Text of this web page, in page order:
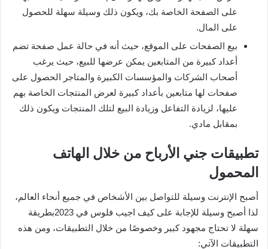
على الصفحة الخاصة بك، ويكون ذلك وسيلة سهلة للحصول
على المال.
بيع الصفحات على الموقع، حيث أنه في حالة عمل صفحة تضم
أعداد كبيرة من المتابعين يمكن عرضها للبيع، حيث يرغب
أصحاب الشركات والمؤسسات الكبيرة والمتاجر الحصول على
صفحات لها متابعين بأعداد كبيرة لعرض المنتجات الخاصة بهم
عليها، لزيادة التفاعل وزيادة البيع لتلك المنتجات ويكون ذلك
بمقابل مادي.
تطبيقات جني الأرباح من خلال الهاتف
المحمول
أصبح الإنترنت وسيلة للتواصل بين الأشخاص في جميع أنحاء العالم،
لذا أصبح وسيلة للإجابة على كيف اجيب فلوس في 2023بطريقة
سهلة لا تحتاج مجهود كبير وخصوصًا من خلال التطبيقات، ومن هذه
التطبيقات الآتي: